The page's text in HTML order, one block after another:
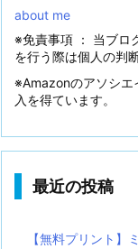
about me
※免責事項 ： 当ブロ
を行う際は個人の判
※Amazonのアソシエ
入を得ています。
最近の投稿
【無料プリント